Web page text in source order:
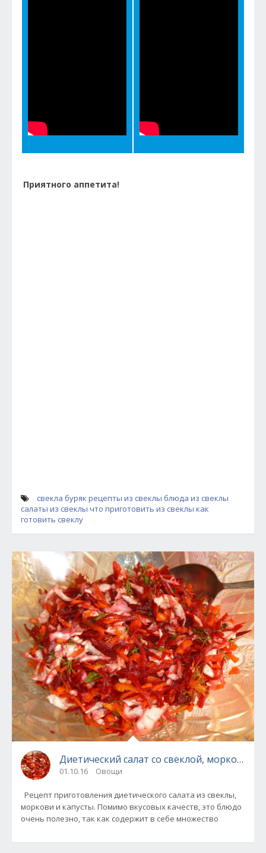
Приятного аппетита!
свекла буряк рецепты из свеклы блюда из свеклы
салаты из свеклы что приготовить из свеклы как
готовить свеклу
Диетический салат со свеклой, морковью
01.10.16 Овощи
Рецепт приготовления диетического салата из свеклы,
моркови и капусты. Помимо вкусовых качеств, это блюдо
очень полезно, так как содержит в себе множество